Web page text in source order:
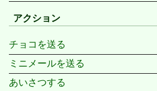
アクション
チョコを送る
ミニメールを送る
あいさつする